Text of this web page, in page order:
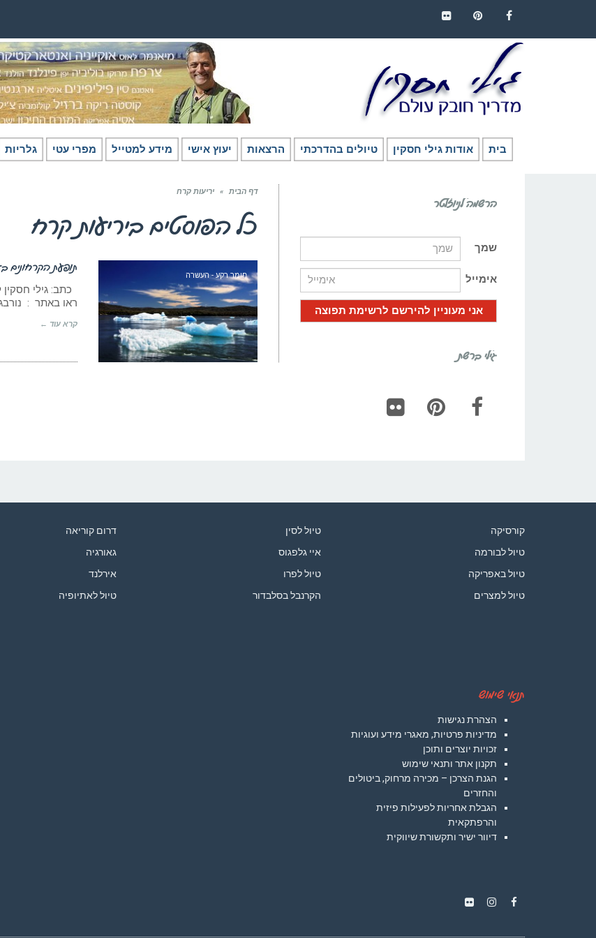
בית אודות גילי חסקין טיולים בהדרכתי הרצאות יעוץ אישי מידע למטייל מפרי עטי גלריות
דף הבית » יריעות קרח
כל הפוסטים ביריעות קרח
חומר רקע - העשרה
תופעת הקרחונים
כתב: גילי
ראו באתר :
קרא עוד ←
הרשמה לניוזלטר
שמך
אימייל
גילי ברשת
קורסיקה
טיול לבורמה
טיול באפריקה
טיול למצרים
טיול לסין
איי גלפגוס
טיול לפרו
הקרנבל בסלבדור
דרום קוריאה
גאורגיה
אירלנד
טיול לאתיופיה
תנאי שימוש
הצהרת נגישות
מדיניות פרטיות, מאגרי מידע ועוגיות
זכויות יוצרים ותוכן
תקנון אתר ותנאי שימוש
הגנת הצרכן – מכירה מרחוק, ביטולים
והחזרים
הגבלת אחריות לפעילות פיזית
והרפתקאית
דיוור ישיר ותקשורת שיווקית